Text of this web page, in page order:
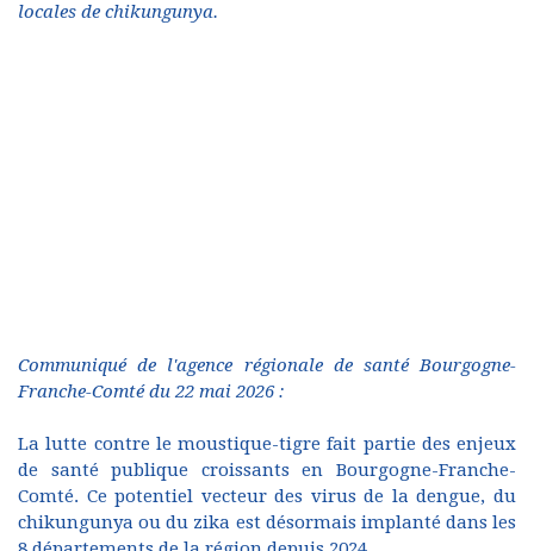
locales de chikungunya.
Communiqué de l'agence régionale de santé Bourgogne-
Franche-Comté du 22 mai 2026 :
La lutte contre le moustique-tigre fait partie des enjeux
de santé publique croissants en Bourgogne-Franche-
Comté. Ce potentiel vecteur des virus de la dengue, du
chikungunya ou du zika est désormais implanté dans les